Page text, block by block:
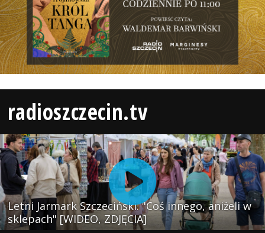
radioszczecin.tv
Letni Jarmark Szczeciński. "Coś innego, aniżeli w
sklepach" [WIDEO, ZDJĘCIA]